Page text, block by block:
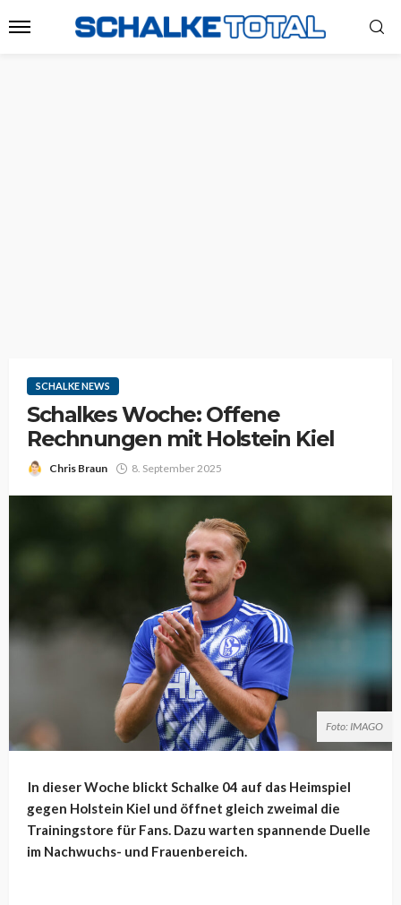
SCHALKE NEWS
Schalkes Woche: Offene
Rechnungen mit Holstein Kiel
Chris Braun 8. September 2025
Foto: IMAGO
In dieser Woche blickt Schalke 04 auf das Heimspiel
gegen Holstein Kiel und öffnet gleich zweimal die
Trainingstore für Fans. Dazu warten spannende Duelle
im Nachwuchs- und Frauenbereich.